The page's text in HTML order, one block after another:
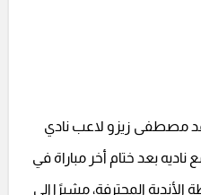
مصطفى زيزو لاعب نادي
بعد ختام أخر مباراة في
الأندية المحترفة، مشيرًا إلى